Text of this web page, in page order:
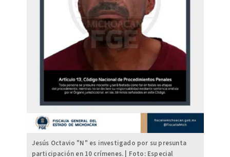
Jesús Octavio "N" es investigado por su presunta
participación en 10 crímenes. | Foto: Especial